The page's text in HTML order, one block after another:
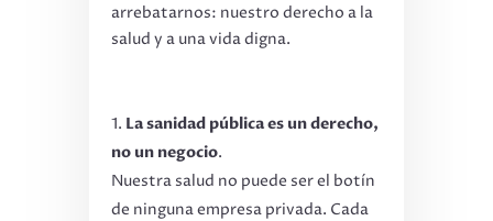
arrebatarnos: nuestro derecho a la
salud y a una vida digna.
La sanidad pública es un derecho,
no un negocio.
Nuestra salud no puede ser el botín
de ninguna empresa privada. Cada